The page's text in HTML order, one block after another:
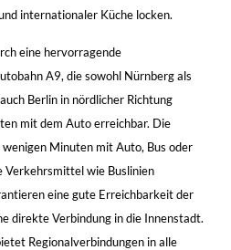
internationaler Küche locken.
eine hervorragende
A9, die sowohl Nürnberg als
Berlin in nördlicher Richtung
mit dem Auto erreichbar. Die
Minuten mit Auto, Bus oder
Verkehrsmittel wie Buslinien
eine gute Erreichbarkeit der
direkte Verbindung in die Innenstadt.
Regionalverbindungen in alle